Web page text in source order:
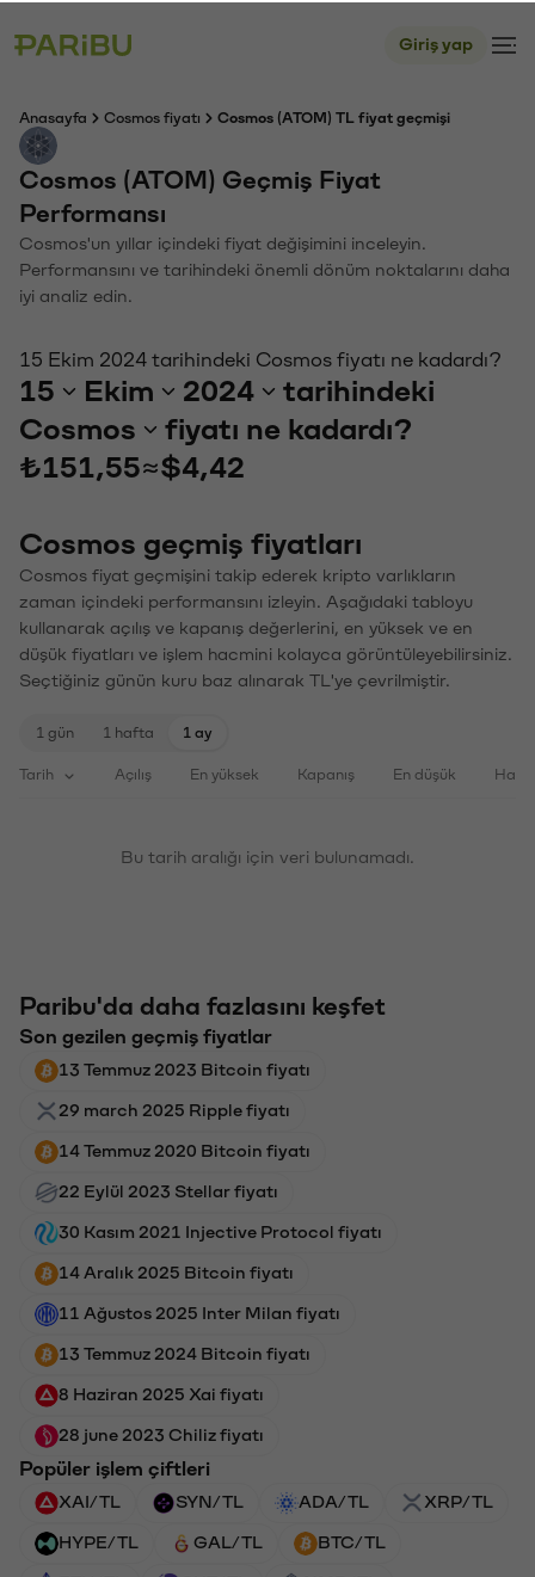
Giriş yap
Anasayfa Cosmos fiyatı Cosmos (ATOM) TL fiyat geçmişi
Cosmos (ATOM) Geçmiş Fiyat
Performansı
Cosmos'un yıllar içindeki fiyat değişimini inceleyin.
Performansını ve tarihindeki önemli dönüm noktalarını daha
iyi analiz edin.
15 Ekim 2024 tarihindeki Cosmos fiyatı ne kadardı?
15 Ekim 2024
tarihindeki
Cosmos
fiyatı ne kadardı?
₺151,55≈$4,42
Cosmos geçmiş fiyatları
Cosmos fiyat geçmişini takip ederek kripto varlıkların
zaman içindeki performansını izleyin. Aşağıdaki tabloyu
kullanarak açılış ve kapanış değerlerini, en yüksek ve en
düşük fiyatları ve işlem hacmini kolayca görüntüleyebilirsiniz.
Seçtiğiniz günün kuru baz alınarak TL'ye çevrilmiştir.
1 gün 1 hafta 1 ay
Tarih Açılış En yüksek Kapanış En düşük
Bu tarih aralığı için veri bulunamadı.
Paribu'da daha fazlasını keşfet
Son gezilen geçmiş fiyatlar
13 Temmuz 2023 Bitcoin fiyatı
29 march 2025 Ripple fiyatı
14 Temmuz 2020 Bitcoin fiyatı
22 Eylül 2023 Stellar fiyatı
30 Kasım 2021 Injective Protocol fiyatı
14 Aralık 2025 Bitcoin fiyatı
11 Ağustos 2025 Inter Milan fiyatı
13 Temmuz 2024 Bitcoin fiyatı
8 Haziran 2025 Xai fiyatı
28 june 2023 Chiliz fiyatı
Popüler işlem çiftleri
XAI/TL SYN/TL ADA/TL XRP/TL
HYPE/TL GAL/TL BTC/TL